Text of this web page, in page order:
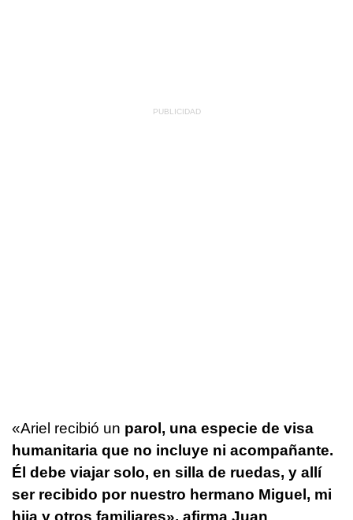
«Ariel recibió un parol, una especie de visa
humanitaria que no incluye ni acompañante.
Él debe viajar solo, en silla de ruedas, y allí
ser recibido por nuestro hermano Miguel, mi
hija y otros familiares», afirma Juan